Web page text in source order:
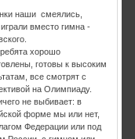
наши смеялись,
вместо гимна -
хорошо
готовы к высоким
все смотрят с
на Олимпиаду.
не выбивает: в
форме мы или нет,
Федерации или под